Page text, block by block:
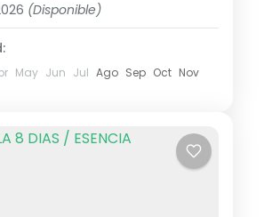
(Disponible)
May Jun Jul Ago Sep Oct Nov